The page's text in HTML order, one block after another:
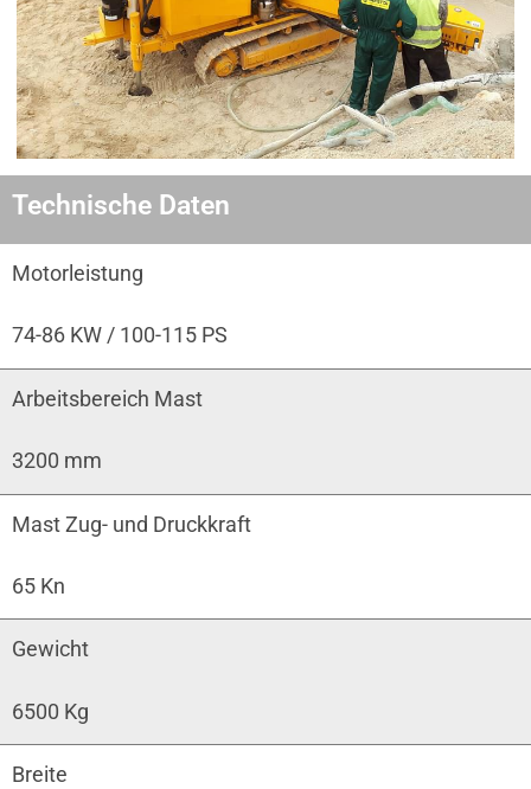
Technische Daten
Motorleistung
74-86 KW / 100-115 PS
Arbeitsbereich Mast
3200 mm
Mast Zug- und Druckkraft
65 Kn
Gewicht
6500 Kg
Breite